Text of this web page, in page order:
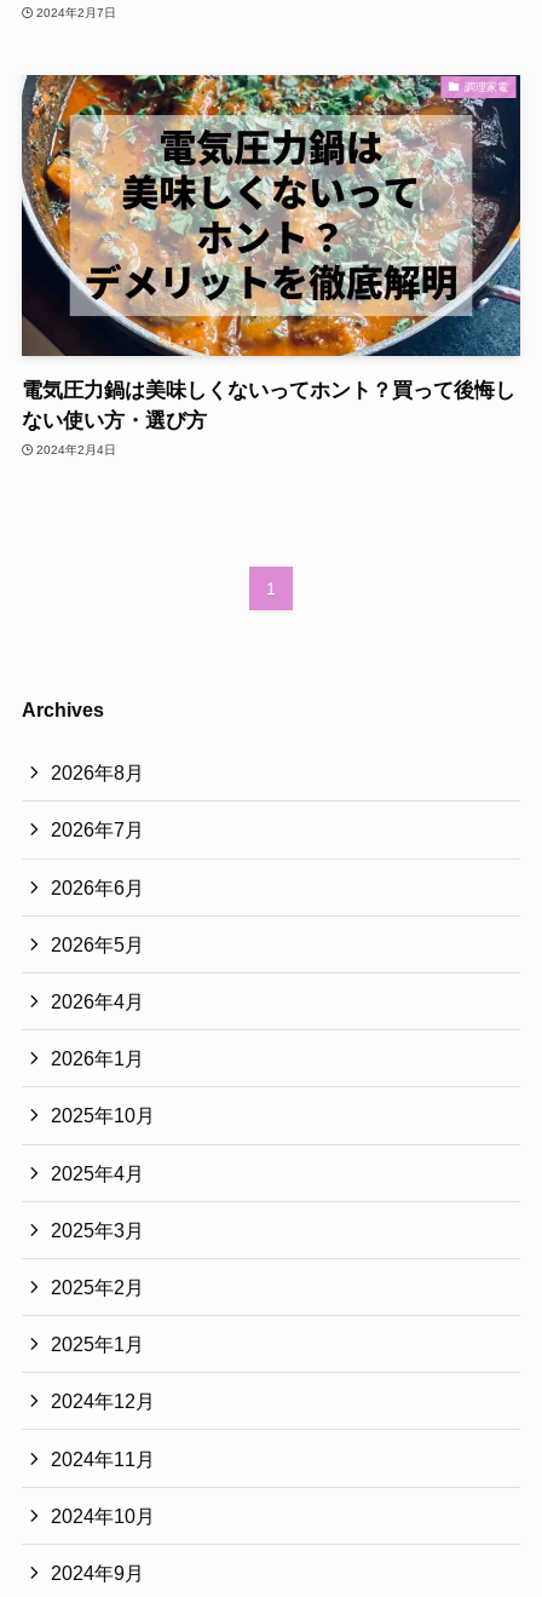
2024年2月7日
調理家電
電気圧力鍋は美味しくないってホント？買って後悔し
ない使い方・選び方
2024年2月4日
1
Archives
2026年8月
2026年7月
2026年6月
2026年5月
2026年4月
2026年1月
2025年10月
2025年4月
2025年3月
2025年2月
2025年1月
2024年12月
2024年11月
2024年10月
2024年9月